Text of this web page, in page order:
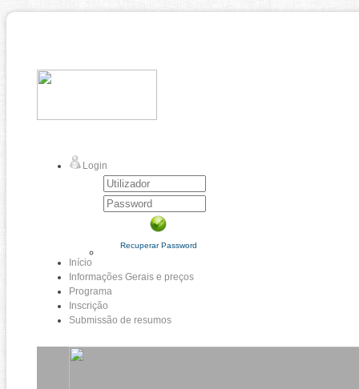
Login
Recuperar Password
Início
Informações Gerais e preços
Programa
Inscrição
Submissão de resumos